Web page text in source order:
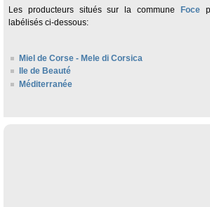
Les producteurs situés sur la commune Foce
labélisés ci-dessous:
Miel de Corse - Mele di Corsica
Ile de Beauté
Méditerranée